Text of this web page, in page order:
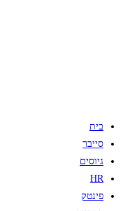
בית
סייבר
גיוסים
HR
פינטק